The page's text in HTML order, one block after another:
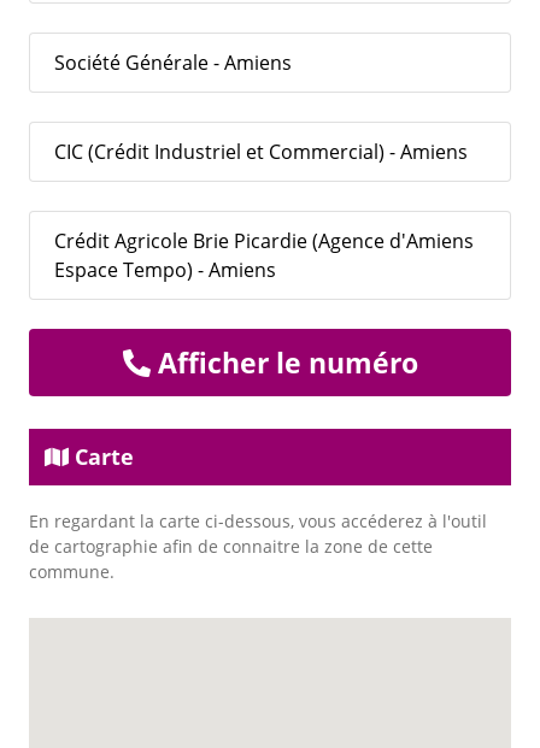
Société Générale - Amiens
CIC (Crédit Industriel et Commercial) - Amiens
Crédit Agricole Brie Picardie (Agence d'Amiens
Espace Tempo) - Amiens
Afficher le numéro
Carte
En regardant la carte ci-dessous, vous accéderez à l'outil
de cartographie afin de connaitre la zone de cette
commune.